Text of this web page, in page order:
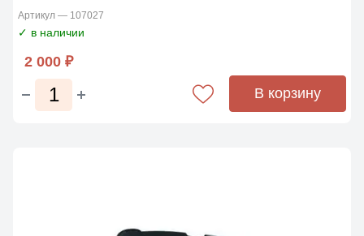
Артикул — 107027
✓ в наличии
2 000 ₽
В корзину